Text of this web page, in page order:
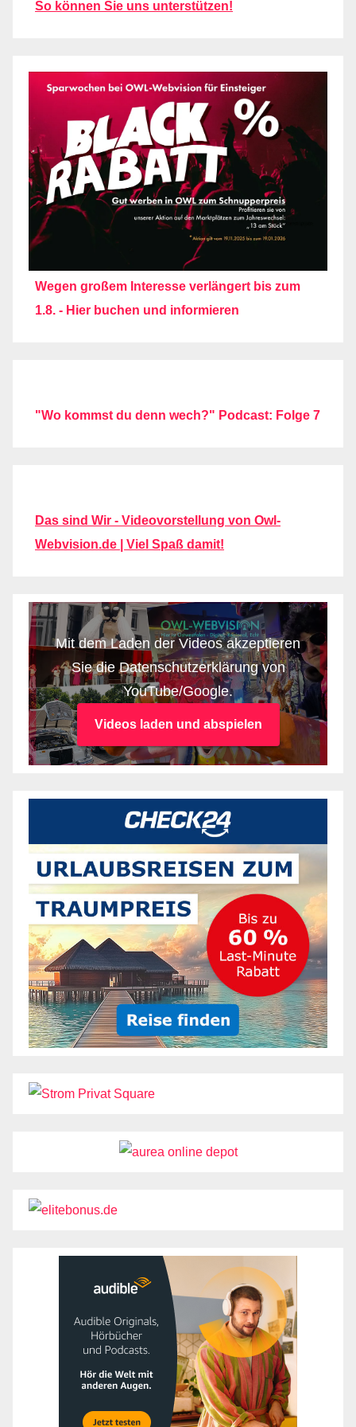
So können Sie uns unterstützen!
Wegen großem Interesse verlängert bis zum
1.8. - Hier buchen und informieren
"Wo kommst du denn wech?" Podcast: Folge 7
Das sind Wir - Videovorstellung von Owl-
Webvision.de | Viel Spaß damit!
Mit dem Laden der Videos akzeptieren
Sie die Datenschutzerklärung von
YouTube/Google.
Videos laden und abspielen